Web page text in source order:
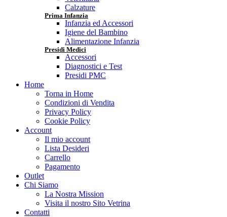
Calzature
Prima Infanzia
Infanzia ed Accessori
Igiene del Bambino
Alimentazione Infanzia
Presidi Medici
Accessori
Diagnostici e Test
Presidi PMC
Home
Torna in Home
Condizioni di Vendita
Privacy Policy
Cookie Policy
Account
Il mio account
Lista Desideri
Carrello
Pagamento
Outlet
Chi Siamo
La Nostra Mission
Visita il nostro Sito Vetrina
Contatti